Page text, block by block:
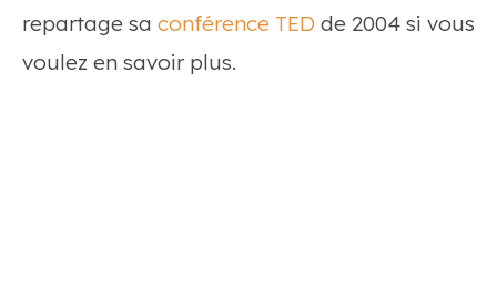
repartage sa conférence TED de 2004 si vous
voulez en savoir plus.